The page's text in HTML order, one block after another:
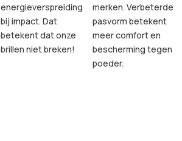
energieverspreiding
bij impact. Dat
betekent dat onze
brillen niet breken!
merken. Verbeterde
pasvorm betekent
meer comfort en
bescherming tegen
poeder.